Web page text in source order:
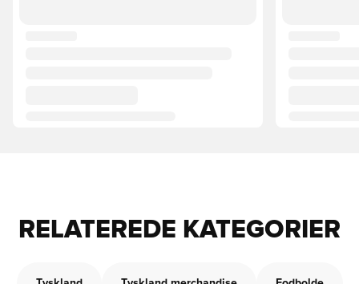
RELATEREDE KATEGORIER